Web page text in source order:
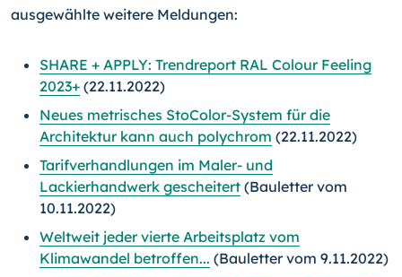
ausgewählte weitere Meldungen:
SHARE + APPLY: Trendreport RAL Colour Feeling
2023+ (22.11.2022)
Neues metrisches StoColor-System für die
Architektur kann auch polychrom (22.11.2022)
Tarifverhandlungen im Maler- und
Lackierhandwerk gescheitert (Bauletter vom
10.11.2022)
Weltweit jeder vierte Arbeitsplatz vom
Klimawandel betroffen... (Bauletter vom 9.11.2022)